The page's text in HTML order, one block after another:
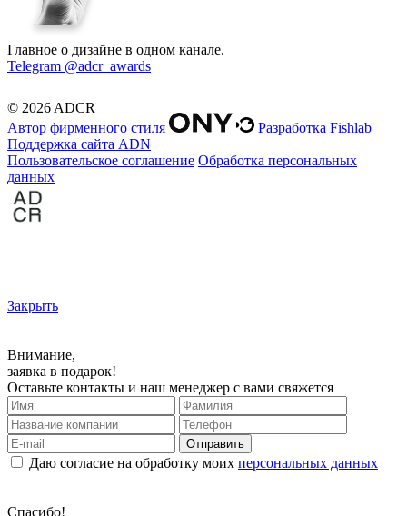
Главное о дизайне в одном канале.
Telegram @adcr_awards
© 2026 ADCR
Автор фирменного стиля
Разработка Fishlab
Поддержка сайта ADN
Пользовательское соглашение Обработка персональных
данных
Закрыть
Внимание,
заявка в подарок!
Оставьте контакты и наш менеджер с вами свяжется
Отправить
Даю согласие на обработку моих персональных данных
Спасибо!